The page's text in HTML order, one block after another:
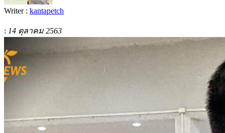
Writer : kantapetch
: 14 ตุลาคม 2563